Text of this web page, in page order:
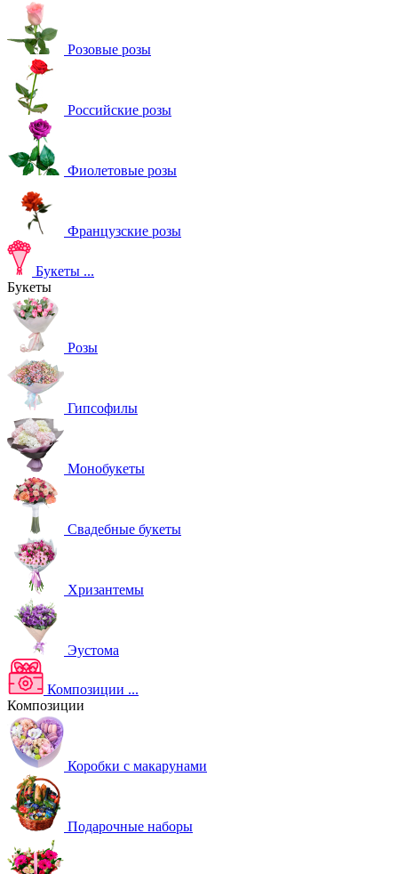
Розовые розы
Российские розы
Фиолетовые розы
Французские розы
Букеты ...
Букеты
Розы
Гипсофилы
Монобукеты
Свадебные букеты
Хризантемы
Эустома
Композиции ...
Композиции
Коробки с макарунами
Подарочные наборы